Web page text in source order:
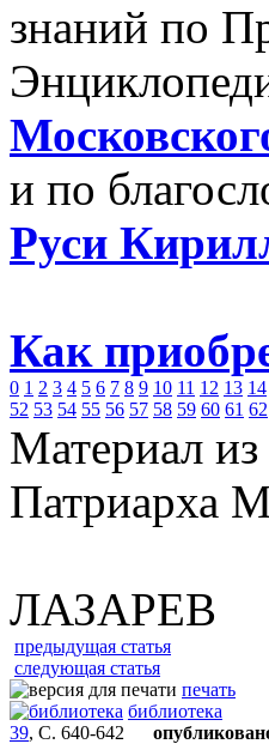
знаний по
и по
Руси
Как
0 1 2 3 4 5 6 7 8 9 10 11 12 13 14
52 53 54 55 56 57 58 59 60 61 62
Материал
Патриарха
ЛАЗАРЕВ
предыдущая статья
следующая статья
печать
библиотека
39, С. 640-642